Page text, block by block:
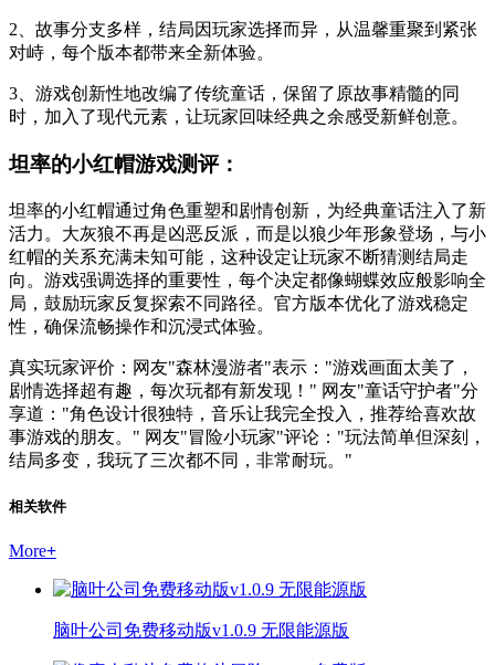
2、故事分支多样，结局因玩家选择而异，从温馨重聚到紧张
对峙，每个版本都带来全新体验。
3、游戏创新性地改编了传统童话，保留了原故事精髓的同
时，加入了现代元素，让玩家回味经典之余感受新鲜创意。
坦率的小红帽游戏测评：
坦率的小红帽通过角色重塑和剧情创新，为经典童话注入了新
活力。大灰狼不再是凶恶反派，而是以狼少年形象登场，与小
红帽的关系充满未知可能，这种设定让玩家不断猜测结局走
向。游戏强调选择的重要性，每个决定都像蝴蝶效应般影响全
局，鼓励玩家反复探索不同路径。官方版本优化了游戏稳定
性，确保流畅操作和沉浸式体验。
真实玩家评价：网友"森林漫游者"表示："游戏画面太美了，
剧情选择超有趣，每次玩都有新发现！" 网友"童话守护者"分
享道："角色设计很独特，音乐让我完全投入，推荐给喜欢故
事游戏的朋友。" 网友"冒险小玩家"评论："玩法简单但深刻，
结局多变，我玩了三次都不同，非常耐玩。"
相关软件
More+
脑叶公司免费移动版v1.0.9 无限能源版